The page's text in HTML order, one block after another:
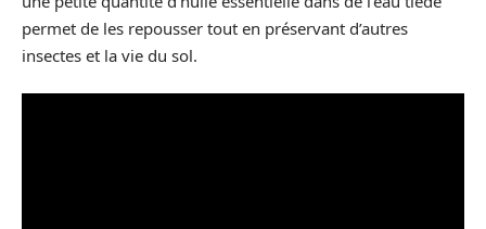
permet de les repousser tout en préservant d’autres
insectes et la vie du sol.